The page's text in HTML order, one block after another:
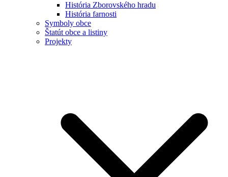
História Zborovského hradu
História farnosti
Symboly obce
Štatút obce a listiny
Projekty